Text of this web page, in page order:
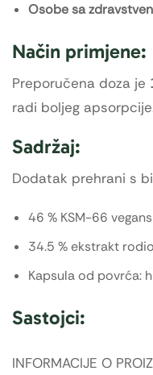
Osobe sa
Način primjene:
Preporučena doza je
radi boljeg
Sadržaj:
Dodatak prehrani s
46 % KSM-66
34.5 % ekstrakt
Kapsula od povrća:
Sastojci:
INFORMACIJE O